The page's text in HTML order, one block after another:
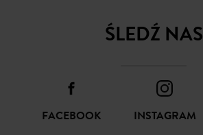
ŚLEDŹ NAS
FACEBOOK INSTAGRAM